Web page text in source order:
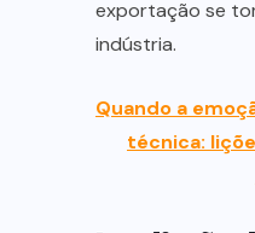
exportação se
indústria.
Quando a
técnica: